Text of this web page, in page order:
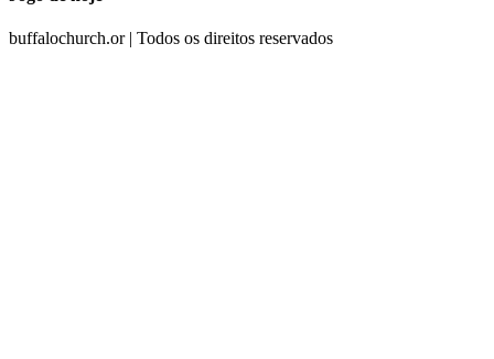
buffalochurch.or | Todos os direitos reservados